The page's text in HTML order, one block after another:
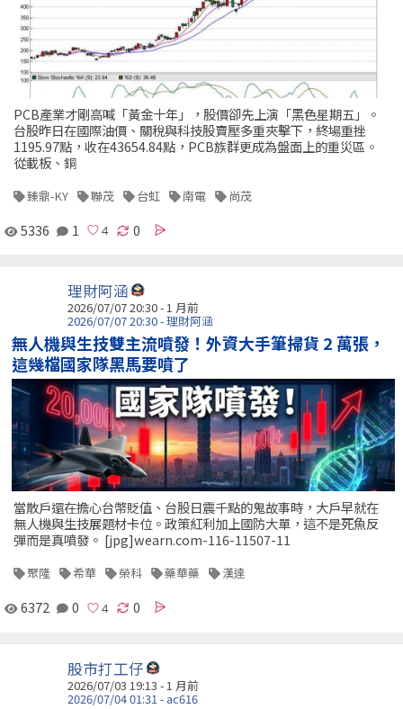
PCB產業才剛高喊「黃金十年」，股價卻先上演「黑色星期五」。
台股昨日在國際油價、關稅與科技股賣壓多重夾擊下，終場重挫
1195.97點，收在43654.84點，PCB族群更成為盤面上的重災區。
從載板、銅
臻鼎-KY 聯茂 台虹 南電 尚茂
5336 1 0
理財阿涵
2026/07/07 20:30 - 1 月前
2026/07/07 20:30 - 理財阿涵
無人機與生技雙主流噴發！外資大手筆掃貨 2 萬張，
這幾檔國家隊黑馬要噴了
當散戶還在擔心台幣貶值、台股日震千點的鬼故事時，大戶早就在
無人機與生技展題材卡位。政策紅利加上國防大單，這不是死魚反
彈而是真噴發。 [jpg]wearn.com-116-11507-11
聚隆 希華 榮科 藥華藥 漢達
6372 0 0
股市打工仔
2026/07/03 19:13 - 1 月前
2026/07/04 01:31 - ac616